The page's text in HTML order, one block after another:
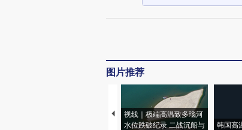
图片推荐
视线｜极端高温致多瑙河
水位跌破纪录 二战沉船与
韩国高